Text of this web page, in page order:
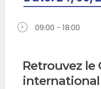
09:00 - 18:00
Retrouvez le
international